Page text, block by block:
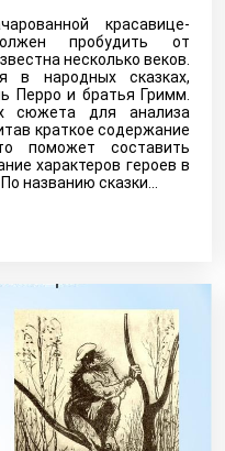
красавице-
пробудить от
несколько веков.
в народных сказках,
Перро и братья Гримм.
сюжета для анализа
краткое содержание
поможет составить
характеров героев в
названию сказки…